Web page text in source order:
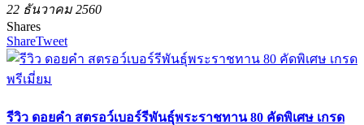
22 ธันวาคม 2560
Shares
ShareTweet
รีวิว ดอยคำ สตรอว์เบอร์รีพันธุ์พระราชทาน 80 คัดพิเศษ เกรด